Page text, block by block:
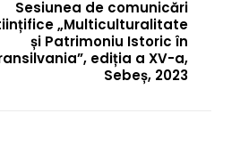
Sesiunea de comunicări
„Multiculturalitate
și Patrimoniu Istoric în
ediția a XV-a,
Sebeș, 2023